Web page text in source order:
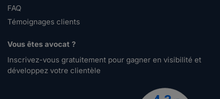
FAQ
Témoignages clients
Vous êtes avocat ?
Inscrivez-vous gratuitement pour gagner en visibilité et
développez votre clientèle